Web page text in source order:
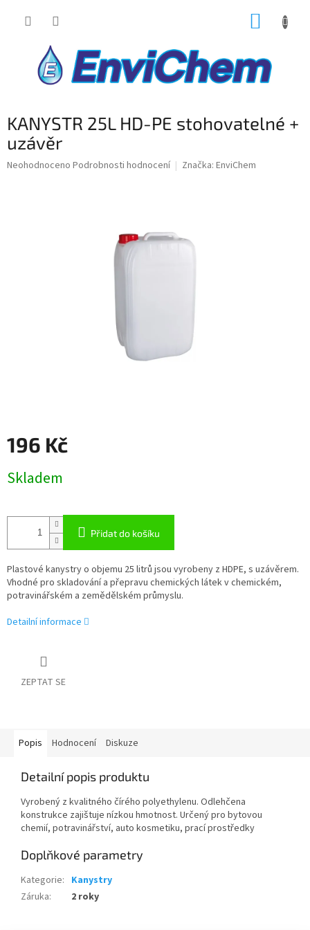
KANYSTR 25L HD-PE stohovatelné +
uzávěr
Průměrné
Neohodnoceno Podrobnosti hodnocení Značka: EnviChem
196 Kč
cena:
Skladem
Přidat do košíku
Plastové kanystry o objemu 25 litrů jsou vyrobeny z HDPE, s uzávěrem.
Vhodné pro skladování a přepravu chemických látek v chemickém,
potravinářském a zemědělském průmyslu.
Detailní informace
ZEPTAT SE
Popis Hodnocení Diskuze
Detailní popis produktu
Vyrobený z kvalitného čírého polyethylenu. Odlehčena
konstrukce zajištuje nízkou hmotnost. Určený pro bytovou
chemií, potravinářství, auto kosmetiku, prací prostředky
Doplňkové parametry
Kategorie: Kanystry
Záruka: 2 roky